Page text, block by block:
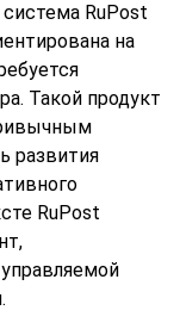
RuPost
на
Такой продукт
развития
RuPost